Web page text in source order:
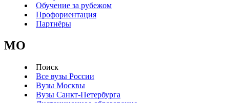
Обучение за рубежом
Профориентация
Партнёры
MO
Поиск
Все вузы России
Вузы Москвы
Вузы Санкт-Петербурга